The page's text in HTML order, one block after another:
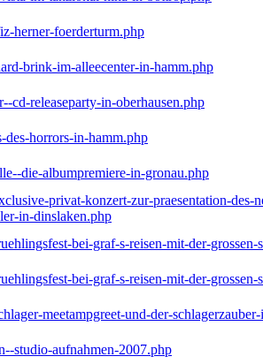
herner-foerderturm.php
brink-im-alleecenter-in-hamm.php
cd-releaseparty-in-oberhausen.php
des-horrors-in-hamm.php
die-albumpremiere-in-gronau.php
privat-konzert-zur-praesentation-
in-dinslaken.php
bei-graf-s-reisen-mit-der-
bei-graf-s-reisen-mit-der-
meetampgreet-und-der-
studio-aufnahmen-2007.php